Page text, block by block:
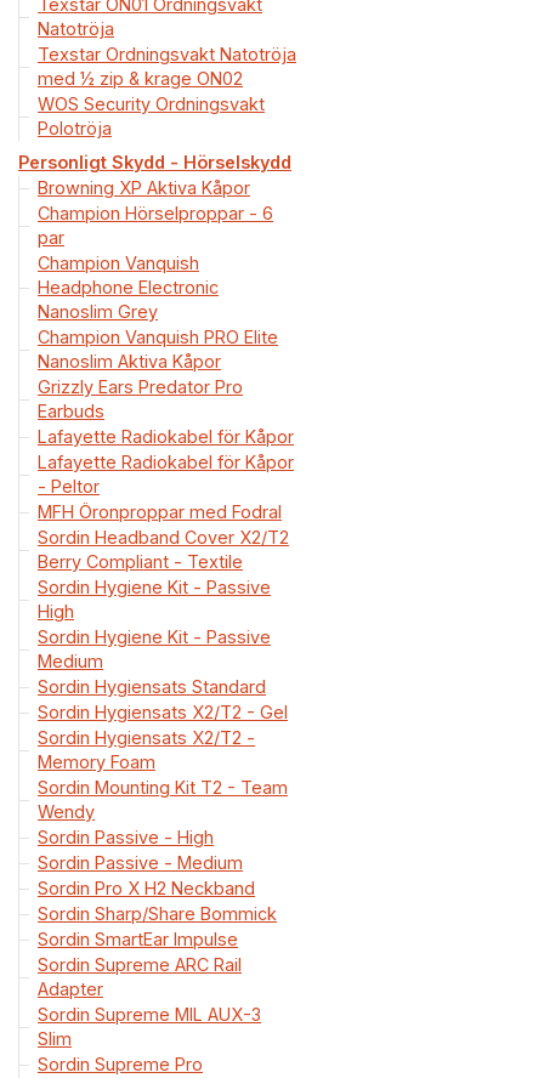
Texstar ON01 Ordningsvakt
Natotröja
Texstar Ordningsvakt Natotröja
med ½ zip & krage ON02
WOS Security Ordningsvakt
Polotröja
Personligt Skydd - Hörselskydd
Browning XP Aktiva Kåpor
Champion Hörselproppar - 6
par
Champion Vanquish
Headphone Electronic
Nanoslim Grey
Champion Vanquish PRO Elite
Nanoslim Aktiva Kåpor
Grizzly Ears Predator Pro
Earbuds
Lafayette Radiokabel för Kåpor
Lafayette Radiokabel för Kåpor
- Peltor
MFH Öronproppar med Fodral
Sordin Headband Cover X2/T2
Berry Compliant - Textile
Sordin Hygiene Kit - Passive
High
Sordin Hygiene Kit - Passive
Medium
Sordin Hygiensats Standard
Sordin Hygiensats X2/T2 - Gel
Sordin Hygiensats X2/T2 -
Memory Foam
Sordin Mounting Kit T2 - Team
Wendy
Sordin Passive - High
Sordin Passive - Medium
Sordin Pro X H2 Neckband
Sordin Sharp/Share Bommick
Sordin SmartEar Impulse
Sordin Supreme ARC Rail
Adapter
Sordin Supreme MIL AUX-3
Slim
Sordin Supreme Pro